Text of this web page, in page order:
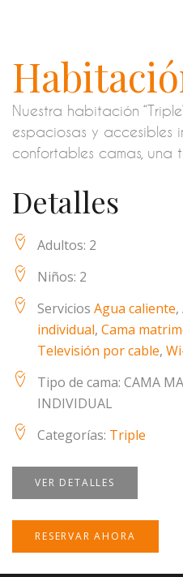
Nuestra habitación
espaciosas y accesibles
confortables camas,
Detalles
Adultos: 2
Niños: 2
Servicios Agua caliente,
individual,Cama
Televisión por cable,
Tipo de cama: CAMA
INDIVIDUAL
Categorías: Triple
VER DETALLES
RESERVAR AHORA